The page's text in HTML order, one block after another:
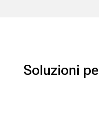
Soluzioni